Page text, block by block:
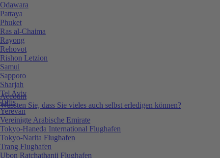
Account
Wussten Sie, dass Sie vieles auch selbst erledigen können?
Odawara
Pattaya
Phuket
Ras al-Chaima
Rayong
Rehovot
Rishon Letzion
Samui
Sapporo
Sharjah
Tel Aviv
Tiflis
Yerevan
Vereinigte Arabische Emirate
Tokyo-Haneda International Flughafen
Tokyo-Narita Flughafen
Trang Flughafen
Ubon Ratchathanii Flughafen